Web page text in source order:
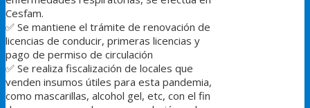
Cesfam.
✅ Se mantiene el trámite de renovación de
licencias de conducir, primeras licencias y
pago de permiso de circulación
✅ Se realiza fiscalización de locales que
venden insumos útiles para esta pandemia,
como mascarillas, alcohol gel, etc, con el fin